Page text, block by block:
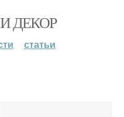
ДЕКОР
статьи